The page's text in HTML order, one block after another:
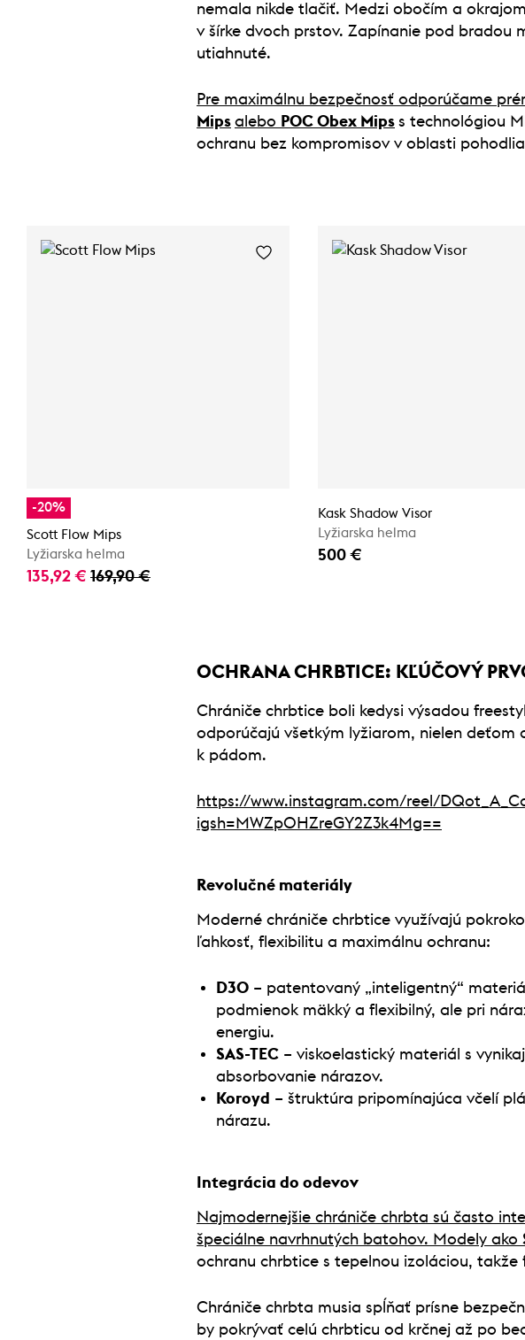
nemala nikde tlačiť. Medzi obočím a
v šírke dvoch prstov. Zapínanie pod bradou
utiahnuté.
Pre maximálnu bezpečnosť odporúčame
Mips alebo POC Obex Mips s technológiou
ochranu bez kompromisov v oblasti
-20%
Scott Flow Mips
Lyžiarska helma
135,92 € 169,90 €
Kask Shadow Visor
Lyžiarska helma
500 €
OCHRANA CHRBTICE: KĽÚČOVÝ
Chrániče chrbtice boli kedysi výsadou
odporúčajú všetkým lyžiarom, nielen deťom
k pádom.
https://www.instagram.com/reel/
igsh=MWZpOHZreGY2Z3k4Mg==
Revolučné materiály
Moderné chrániče chrbtice využívajú
ľahkosť, flexibilitu a maximálnu ochranu:
D3O– patentovaný „inteligentný“
podmienok mäkký a flexibilný, ale pri
energiu.
SAS-TEC– viskoelastický materiál s
absorbovanie nárazov.
Koroyd – štruktúra pripomínajúca včelí
nárazu.
Integrácia do odevov
Najmodernejšie chrániče chrbta sú často
špeciálne navrhnutých batohov. Modely ako
ochranu chrbtice s tepelnou izoláciou,
Chrániče chrbta musia spĺňať prísne
by pokrývať celú chrbticu od krčnej až po